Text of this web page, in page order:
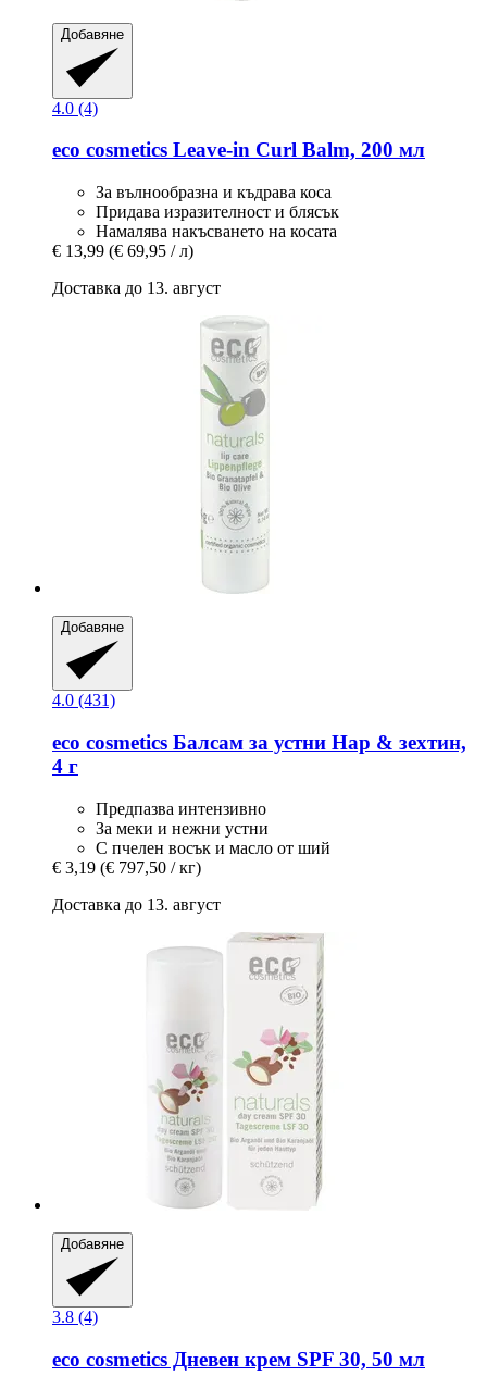
Добавяне
4.0 (4)
eco cosmetics Leave-​in Curl Balm, 200 мл
За вълнообразна и къдрава коса
Придава изразителност и блясък
Намалява накъсването на косата
€ 13,99 (€ 69,95 / л)
Доставка до 13. август
Добавяне
4.0 (431)
eco cosmetics Балсам за устни Нар & зехтин,
4 г
Предпазва интензивно
За меки и нежни устни
С пчелен восък и масло от ший
€ 3,19 (€ 797,50 / кг)
Доставка до 13. август
Добавяне
3.8 (4)
eco cosmetics Дневен крем SPF 30, 50 мл